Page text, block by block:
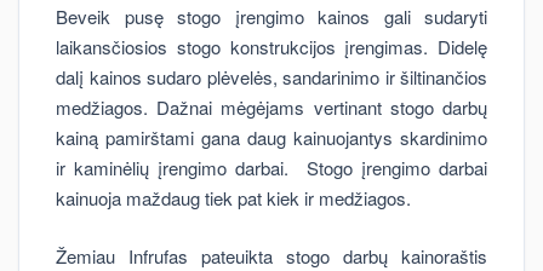
Beveik pusę stogo įrengimo kainos gali sudaryti
laikansčiosios stogo konstrukcijos įrengimas. Didelę
dalį kainos sudaro plėvelės, sandarinimo ir šiltinančios
medžiagos. Dažnai mėgėjams vertinant stogo darbų
kainą pamirštami gana daug kainuojantys skardinimo
ir kaminėlių įrengimo darbai. Stogo įrengimo darbai
kainuoja maždaug tiek pat kiek ir medžiagos.
Žemiau Infrufas pateuikta stogo darbų kainoraštis